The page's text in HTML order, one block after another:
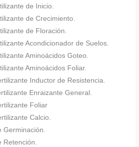
de Inicio.
de Crecimiento.
de Floración.
Acondicionador de Suelos.
Aminoácidos Goteo.
Aminoácidos Foliar.
Inductor de Resistencia.
Enraizante General.
Foliar
Calcio.
Germinación.
Retención.